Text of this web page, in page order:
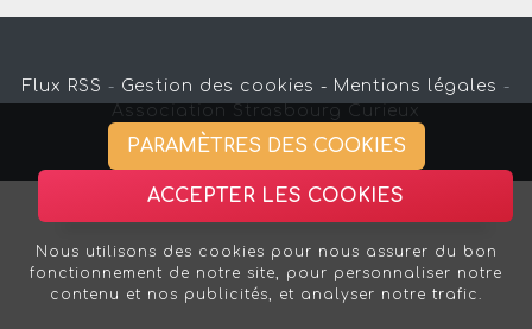
Flux RSS - Gestion des cookies - Mentions légales -
Association Strasbourg Curieux
PARAMÈTRES DES COOKIES
ACCEPTER LES COOKIES
Nous utilisons des cookies pour nous assurer du bon
fonctionnement de notre site, pour personnaliser notre
contenu et nos publicités, et analyser notre trafic.